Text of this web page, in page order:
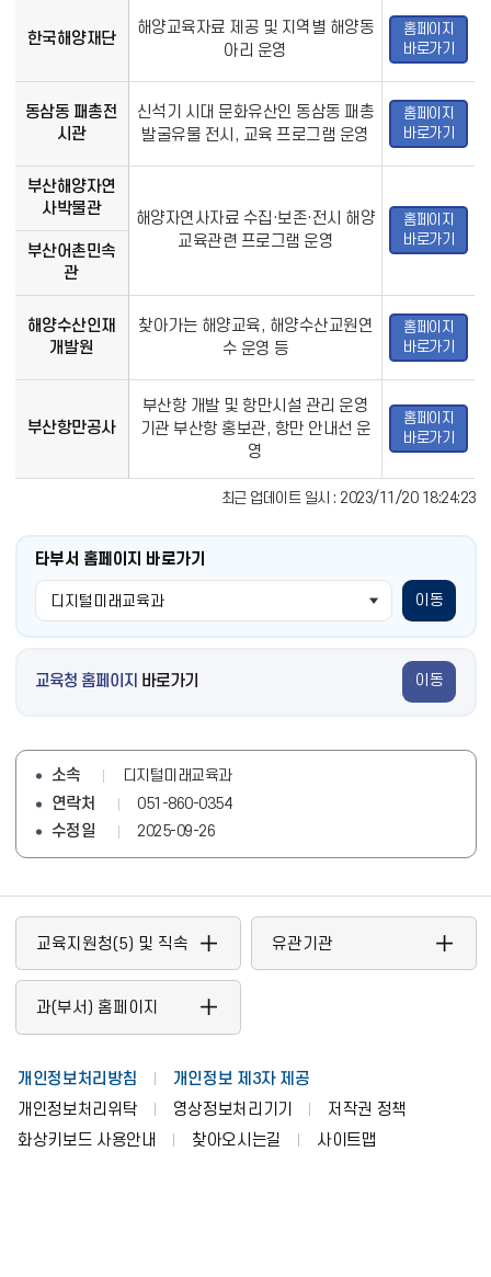
한국해양재단
해양교육자료 제공 및 지역별 해양동
아리 운영
홈페이지
바로가기
동삼동 패총전
시관
신석기 시대 문화유산인 동삼동 패총
발굴유물 전시, 교육 프로그램 운영
홈페이지
바로가기
부산해양자연
사박물관
해양자연사자료 수집·보존·전시 해양
교육관련 프로그램 운영
홈페이지
바로가기
부산어촌민속
관
해양수산인재
개발원
찾아가는 해양교육, 해양수산교원연
수 운영 등
홈페이지
바로가기
부산항만공사
부산항 개발 및 항만시설 관리 운영
기관 부산항 홍보관, 항만 안내선 운
영
홈페이지
바로가기
최근 업데이트 일시 : 2023/11/20 18:24:23
타부서 홈페이지 바로가기
이동
교육청 홈페이지 바로가기 이동
소속 디지털미래교육과
연락처 051-860-0354
수정일 2025-09-26
교육지원청(5) 및 직속
기관
유관기관
과(부서) 홈페이지
개인정보처리방침
개인정보 제3자 제공
개인정보처리위탁
영상정보처리기기
저작권 정책
화상키보드 사용안내
찾아오시는길 사이트맵